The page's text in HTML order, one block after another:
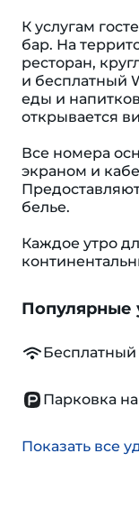
К услугам
бар. На
ресторан,
и бесплатный
еды и
открывается
Все номера
экраном и
белье.
Каждое утро
Популярные
Бесплатный
Парковка
Показать все